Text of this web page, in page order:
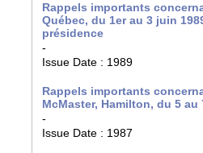
Rappels importants
Québec, du 1er au 3 juin
présidence
-
Issue Date : 1989
Rappels importants
McMaster, Hamilton, du 5
-
Issue Date : 1987